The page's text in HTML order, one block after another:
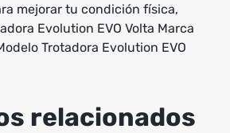
mejorar tu condición física,
Evolution EVO Volta Marca
Trotadora Evolution EVO
relacionados